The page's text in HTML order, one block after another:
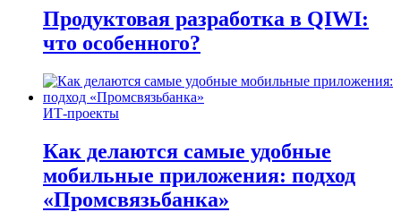
Продуктовая разработка в QIWI:
что особенного?
ИТ-проекты
Как делаются самые удобные
мобильные приложения: подход
«Промсвязьбанка»